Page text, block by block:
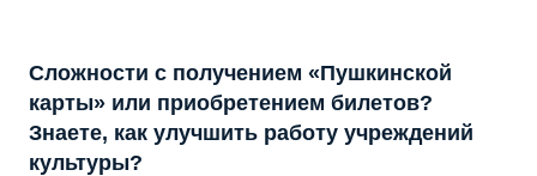
Сложности с получением «Пушкинской
карты» или приобретением билетов?
Знаете, как улучшить работу учреждений
культуры?